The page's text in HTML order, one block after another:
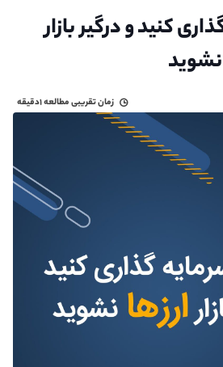
کنید و درگیر بازار
زمان تقریبی مطالعه۱دقیقه